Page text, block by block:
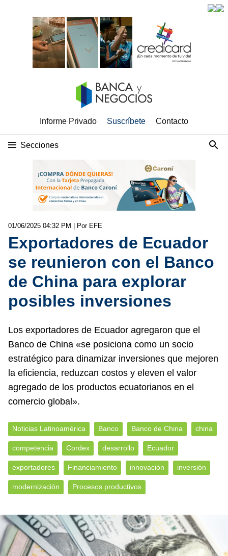
Informe Privado Suscríbete Contacto
Secciones
01/06/2025 04:32 PM | Por EFE
Exportadores de Ecuador
se reunieron con el Banco
de China para explorar
posibles inversiones
Los exportadores de Ecuador agregaron que el
Banco de China «se posiciona como un socio
estratégico para dinamizar inversiones que mejoren
la eficiencia, reduzcan costos y eleven el valor
agregado de los productos ecuatorianos en el
comercio global».
Noticias Latinoamérica Banco Banco de China china
competencia Cordex desarrollo Ecuador
exportadores Financiamiento innovación inversión
modernización Procesos productivos